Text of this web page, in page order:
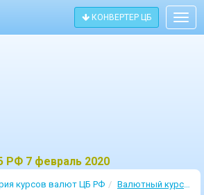
КОНВЕРТЕР ЦБ
РФ 7 февраль 2020
курсов валют ЦБ РФ Валютный курс 7 Февраль 2020